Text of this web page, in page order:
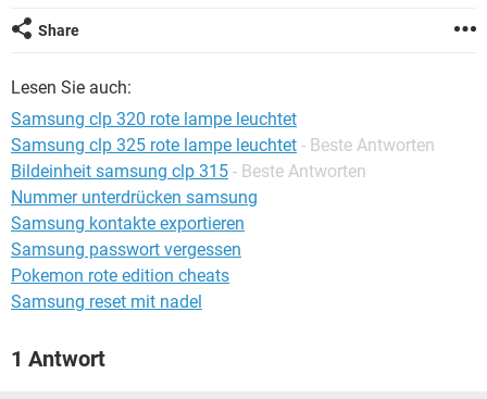
Share
Lesen Sie auch:
Samsung clp 320 rote lampe leuchtet
Samsung clp 325 rote lampe leuchtet - Beste Antworten
Bildeinheit samsung clp 315 - Beste Antworten
Nummer unterdrücken samsung
Samsung kontakte exportieren
Samsung passwort vergessen
Pokemon rote edition cheats
Samsung reset mit nadel
1 Antwort